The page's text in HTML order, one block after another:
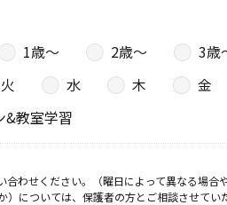
1歳〜 2歳〜 3歳
火 水 木 金
&教室学習
わせください。（曜日によって異なる場合
については、保護者の方とご相談させてい